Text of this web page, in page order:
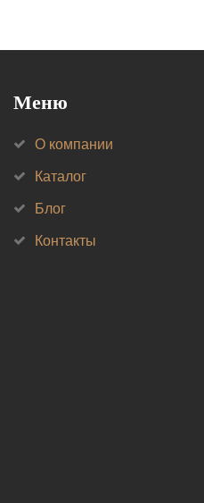
Меню
О компании
Каталог
Блог
Контакты